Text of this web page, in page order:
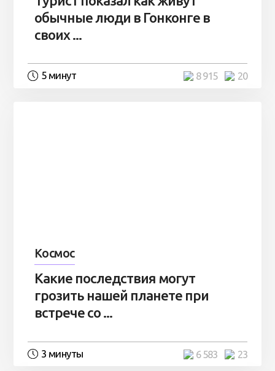
обычные люди в Гонконге в
своих ...
5 минут 20
8 915
Космос
Какие последствия могут
грозить нашей планете при
встрече со ...
3 минуты 23
6 583